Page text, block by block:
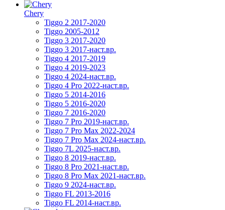
Chery
Tiggo 2 2017-2020
Tiggo 2005-2012
Tiggo 3 2017-2020
Tiggo 3 2017-наст.вр.
Tiggo 4 2017-2019
Tiggo 4 2019-2023
Tiggo 4 2024-наст.вр.
Tiggo 4 Pro 2022-наст.вр.
Tiggo 5 2014-2016
Tiggo 5 2016-2020
Tiggo 7 2016-2020
Tiggo 7 Pro 2019-наст.вр.
Tiggo 7 Pro Max 2022-2024
Tiggo 7 Pro Max 2024-наст.вр.
Tiggo 7L 2025-наст.вр.
Tiggo 8 2019-наст.вр.
Tiggo 8 Pro 2021-наст.вр.
Tiggo 8 Pro Max 2021-наст.вр.
Tiggo 9 2024-наст.вр.
Tiggo FL 2013-2016
Tiggo FL 2014-наст.вр.